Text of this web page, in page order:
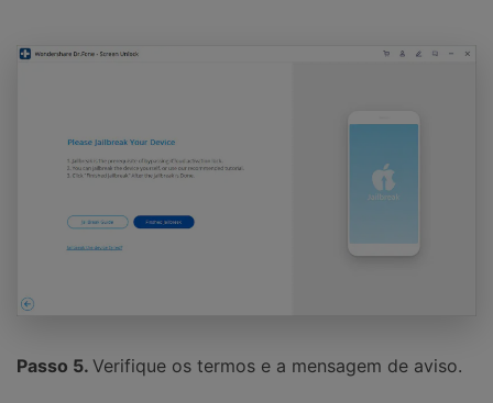
Passo 5. Verifique os termos e a mensagem de aviso.